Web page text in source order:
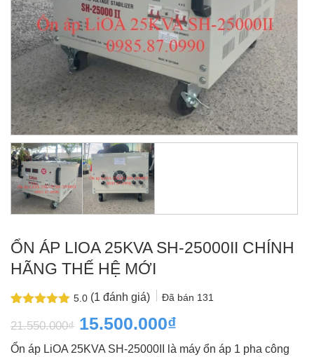
ỔN ÁP LIOA 25KVA SH-25000II CHÍNH
HÃNG THẾ HỆ MỚI
5.0
dựa trên
(1 đánh giá) Đã bán 131
21.550.000₫ Giá
gốc
15.500.000₫
hiện
Ổn áp LiOA 25KVA SH-25000II là máy ổn áp 1 pha công